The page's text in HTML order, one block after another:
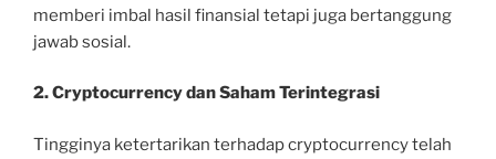
memberi imbal hasil finansial tetapi juga bertanggung
jawab sosial.
2. Cryptocurrency dan Saham Terintegrasi
Tingginya ketertarikan terhadap cryptocurrency telah